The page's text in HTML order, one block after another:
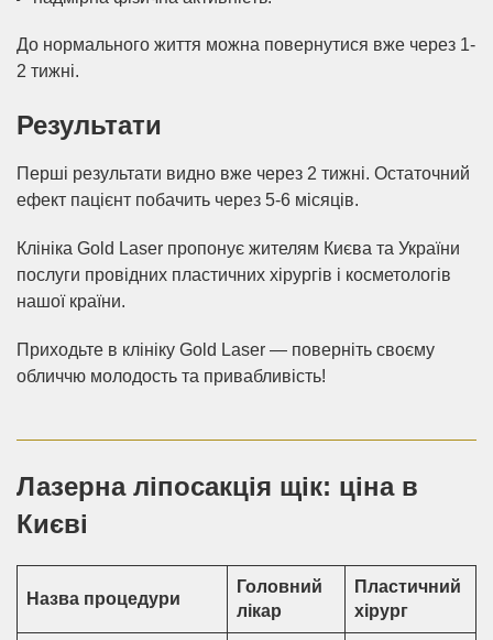
До нормального життя можна повернутися вже через 1-
2 тижні.
Результати
Перші результати видно вже через 2 тижні. Остаточний
ефект пацієнт побачить через 5-6 місяців.
Клініка Gold Laser пропонує жителям Києва та України
послуги провідних пластичних хірургів і косметологів
нашої країни.
Приходьте в клініку Gold Laser — поверніть своєму
обличчю молодость та привабливість!
Лазерна ліпосакція щік: ціна в
Києві
Назва процедури
Головний
лікар
Пластичний
хірург